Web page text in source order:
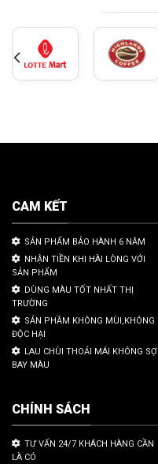
CAM KẾT
SẢN PHẨM BẢO HÀNH 6 NĂM
NHẬN TIỀN KHI HÀI LÒNG VỚI
SẢN PHẨM
DÙNG MÀU TỐT NHẤT THỊ
TRƯỜNG
SẢN PHẦM KHÔNG MÙI,KHÔNG
ĐỘC HẠI
LAU CHÙI THOẢI MÁI KHÔNG SỢ
BAY MÀU
CHÍNH SÁCH
TƯ VẤN 24/7 KHÁCH HÀNG CẦN
LÀ CÓ